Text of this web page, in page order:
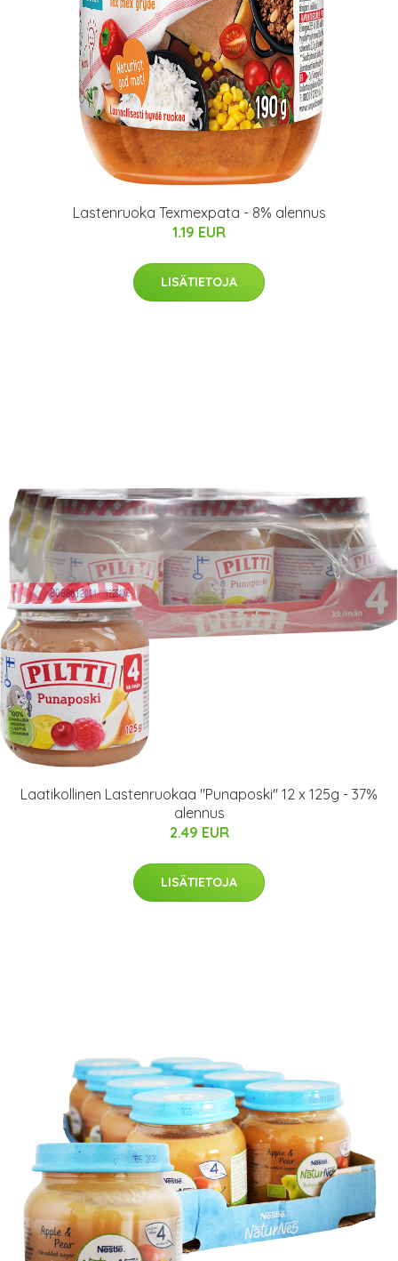
Lastenruoka Texmexpata - 8% alennus
1.19 EUR
LISÄTIETOJA
Laatikollinen Lastenruokaa "Punaposki" 12 x 125g - 37%
alennus
2.49 EUR
LISÄTIETOJA